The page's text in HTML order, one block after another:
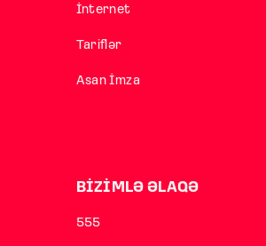
İnternet
Tariflər
Asan İmza
BİZİMLƏ ƏLAQƏ
555